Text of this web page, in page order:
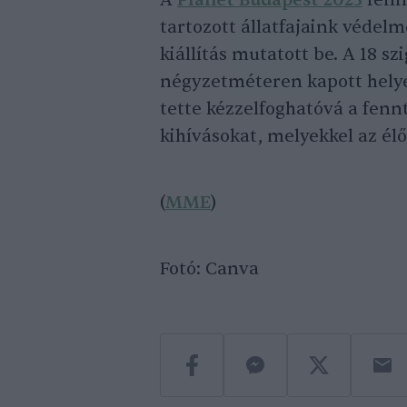
tartozott állatfajaink
kiállítás mutatott be. A 18
négyzetméteren kapott
tette kézzelfoghatóvá a
kihívásokat, melyekkel az
(MME)
Fotó: Canva